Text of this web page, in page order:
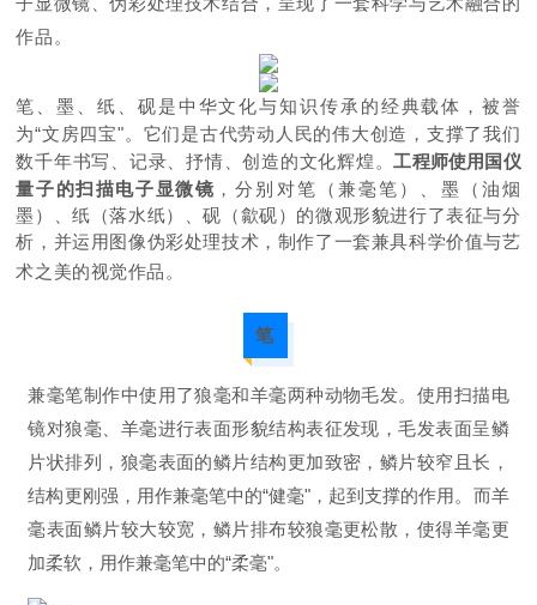
作品。
笔、墨、纸、砚是中华文化与知识传承的经典载体，被誉
为“文房四宝"。它们是古代劳动人民的伟大创造，支撑了我们
数千年书写、记录、抒情、创造的文化辉煌。工程师使用国仪
量子的扫描电子显微镜 ，分别对笔（兼毫笔）、墨（油烟
墨）、纸（落水纸）、砚（歙砚）的微观形貌进行了表征与分
析，并运用图像伪彩处理技术，制作了一套兼具科学价值与艺
术之美的视觉作品。
笔
兼毫笔制作中使用了狼毫和羊毫两种动物毛发。 使用扫描电
镜对狼毫、羊毫进行表面形貌结构表征发现，毛发表面呈鳞
片状排列，狼毫表面的鳞片结构更加致密，鳞片较窄且长，
结构更刚强，用作兼毫笔中的“健毫"，起到支撑的作用。而羊
毫表面鳞片较大较宽，鳞片排布较狼毫更松散，使得羊毫更
加柔软，用作兼毫笔中的“柔毫"。